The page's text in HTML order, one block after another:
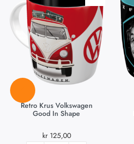
Retro Krus Volkswagen
Good In Shape
kr125,00